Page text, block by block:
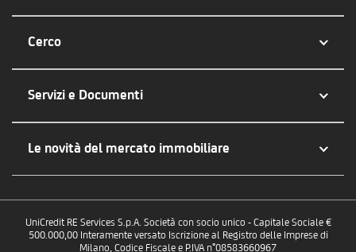
Cerco
Servizi e Documenti
Le novità del mercato immobiliare
UniCredit RE Services S.p.A. Società con socio unico - Capitale Sociale €
500.000,00 Interamente versato Iscrizione al Registro delle Imprese di
Milano, Codice Fiscale e P.IVA n°08583660967